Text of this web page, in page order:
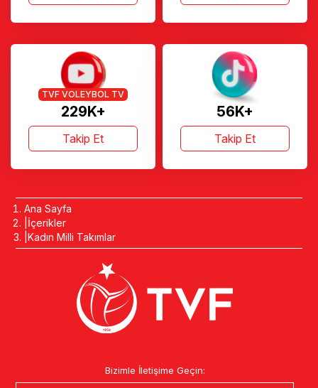
229K+
TVF VOLEYBOL TV
Takip Et
56K+
Takip Et
Ana Sayfa
İçerikler
Kadın Milli Takımlar
Bizimle İletişime Geçin: